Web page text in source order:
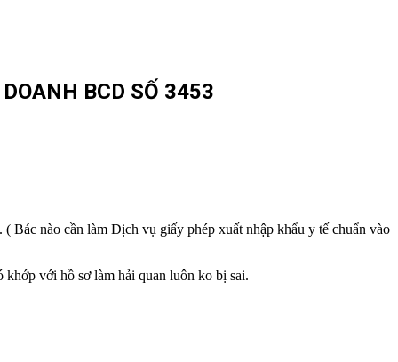
BCD SỐ 3453
Bác nào cần làm Dịch vụ giấy phép xuất nhập khẩu y tế chuẩn vào
với hồ sơ làm hải quan luôn ko bị sai.